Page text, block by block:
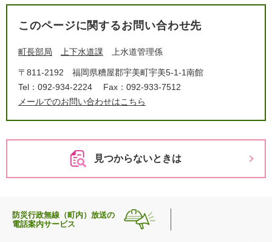
このページに関するお問い合わせ先
町長部局 上下水道課 上水道管理係
〒811-2192
福岡県糟屋郡宇美町宇美5-1-1南館
Tel：092-934-2224
Fax：092-933-7512
メールでのお問い合わせはこちら
見つからないときは
防災行政無線（町内）放送の
電話案内サービス